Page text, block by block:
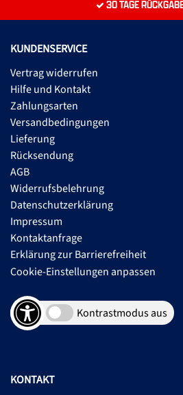
30 TAGE
KUNDENSERVICE
Vertrag widerrufen
Hilfe und Kontakt
Zahlungsarten
Versandbedingungen
Lieferung
Rücksendung
AGB
Widerrufsbelehrung
Datenschutzerklärung
Impressum
Kontaktanfrage
Erklärung zur Barrierefreiheit
Cookie-Einstellungen anpassen
Kontrastmodus aus
KONTAKT